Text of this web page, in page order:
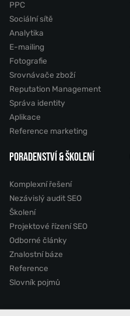
PPC
Sociální sítě
Analytika
E-mailing
Fotografie
Srovnávače zboží
Reputation Management
Správa identity
Aplikace
Reference marketing
PORADENSTVÍ & ŠKOLENÍ
Komplexní řešení
Nezávislý audit SEO
Školení
Projektové řízení SEO
Odborné články
Znalostní báze
Reference
Slovník pojmů